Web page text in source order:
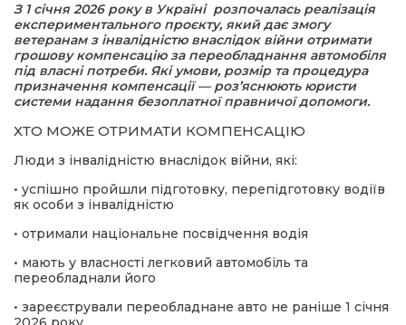
Відповідаємо
З 1 січня 2026 року в Україні розпочалась реалізація
експериментального проєкту, який дає змогу
ветеранам з інвалідністю внаслідок війни отримати
грошову компенсацію за переобладнання автомобіля
під власні потреби. Які умови, розмір та процедура
призначення компенсації — роз’яснюють юристи
системи надання безоплатної правничої допомоги.
ХТО МОЖЕ ОТРИМАТИ КОМПЕНСАЦІЮ
Люди з інвалідністю внаслідок війни, які:
• успішно пройшли підготовку, перепідготовку водіїв
як особи з інвалідністю
• отримали національне посвідчення водія
• мають у власності легковий автомобіль та
переобладнали його
• зареєстрували переобладнане авто не раніше 1 січня